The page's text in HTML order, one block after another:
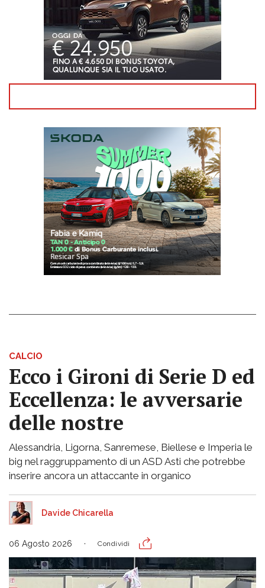
CALCIO
Ecco i Gironi di Serie D ed
Eccellenza: le avversarie
delle nostre
Alessandria, Ligorna, Sanremese, Biellese e Imperia le
big nel raggruppamento di un ASD Asti che potrebbe
inserire ancora un attaccante in organico
Davide Chicarella
06 Agosto 2026 Condividi